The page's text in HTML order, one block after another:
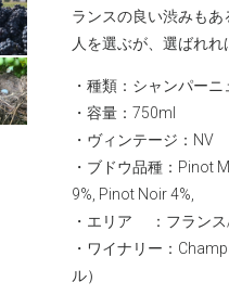
ランスの良い渋みもあ
人を選ぶが、選ばれれ
・種類：シャンパーニ
・容量：750ml
・ヴィンテージ：NV
・ブドウ品種：Pinot
9%, Pinot Noir 4%,
・エリア ：フラン
・ワイナリー：
ル）